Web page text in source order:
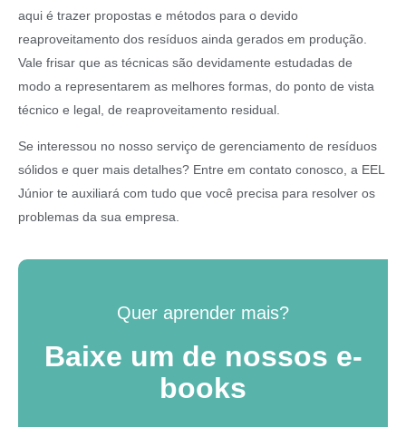
aqui é trazer propostas e métodos para o devido
reaproveitamento dos resíduos ainda gerados em produção.
Vale frisar que as técnicas são devidamente estudadas de
modo a representarem as melhores formas, do ponto de vista
técnico e legal, de reaproveitamento residual.
Se interessou no nosso serviço de gerenciamento de resíduos
sólidos e quer mais detalhes? Entre em contato conosco, a EEL
Júnior te auxiliará com tudo que você precisa para resolver os
problemas da sua empresa.
Quer aprender mais?
Baixe um de nossos e-
books